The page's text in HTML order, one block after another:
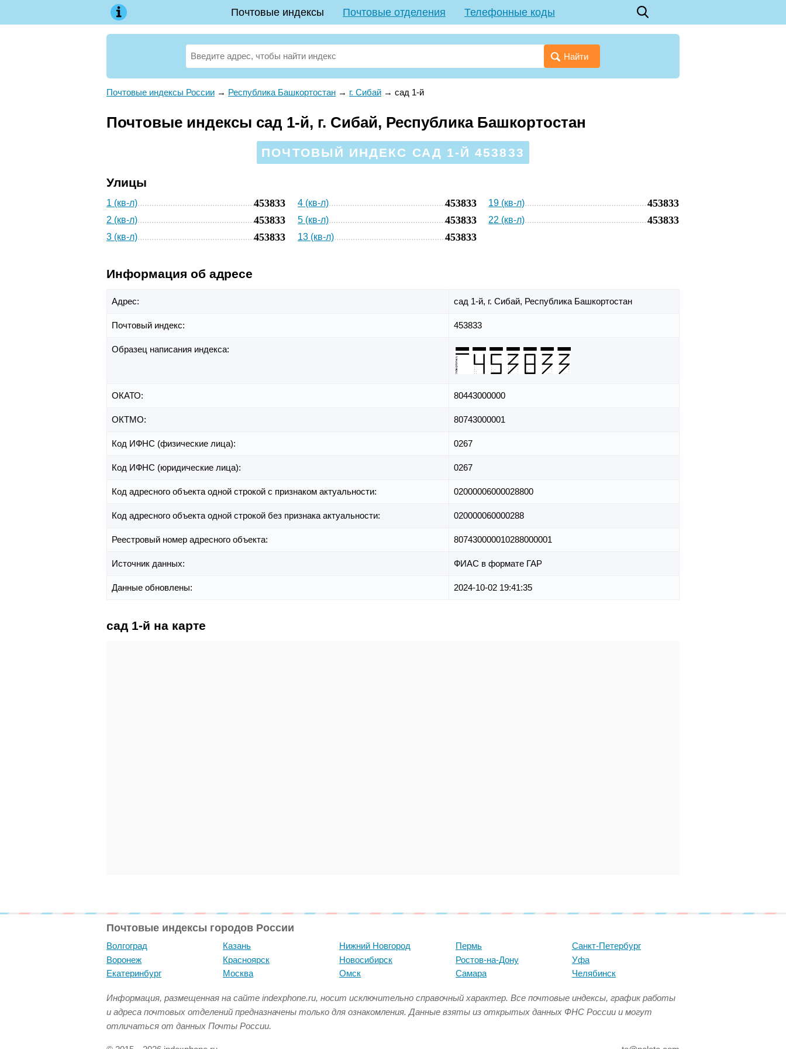
Почтовые индексы Почтовые отделения Телефонные коды
Найти
Почтовые индексы России → Республика Башкортостан → г. Сибай → сад 1-й
Почтовые индексы сад 1-й, г. Сибай, Республика Башкортостан
ПОЧТОВЫЙ ИНДЕКС САД 1-Й 453833
Улицы
1 (кв-л) 453833
2 (кв-л) 453833
3 (кв-л) 453833
4 (кв-л) 453833
5 (кв-л) 453833
13 (кв-л) 453833
19 (кв-л) 453833
22 (кв-л) 453833
Информация об адресе
Адрес: сад 1-й, г. Сибай, Республика Башкортостан
Почтовый индекс: 453833
Образец написания индекса:
ОКАТО: 80443000000
ОКТМО: 80743000001
Код ИФНС (физические лица): 0267
Код ИФНС (юридические лица): 0267
Код адресного объекта одной строкой с признаком актуальности: 02000006000028800
Код адресного объекта одной строкой без признака актуальности: 020000060000288
Реестровый номер адресного объекта: 807430000010288000001
Источник данных: ФИАС в формате ГАР
Данные обновлены: 2024-10-02 19:41:35
сад 1-й на карте
Почтовые индексы городов России
Волгоград
Воронеж
Екатеринбург
Казань
Красноярск
Москва
Нижний Новгород
Новосибирск
Омск
Пермь
Ростов-на-Дону
Самара
Санкт-Петербург
Уфа
Челябинск
Информация, размещенная на сайте indexphone.ru, носит исключительно справочный характер. Все почтовые индексы, график работы
и адреса почтовых отделений предназначены только для ознакомления. Данные взяты из открытых данных ФНС России и могут
отличаться от данных Почты России.